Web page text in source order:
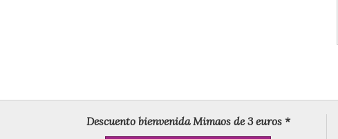
Descuento bienvenida Mimaos de 3 euros *